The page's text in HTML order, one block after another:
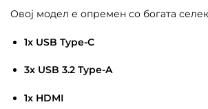
Овој модел е опремен со богата
1x USB Type-C
3x USB 3.2 Type-A
1x HDMI